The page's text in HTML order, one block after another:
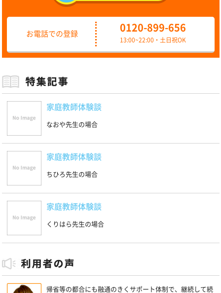
お電話での登録
0120-899-656
13:00~22:00・土日祝OK
家庭教師体験談
なおや先生の場合
家庭教師体験談
ちひろ先生の場合
家庭教師体験談
くりはら先生の場合
帰省等の都合にも融通のきくサポート体制で、継続して続